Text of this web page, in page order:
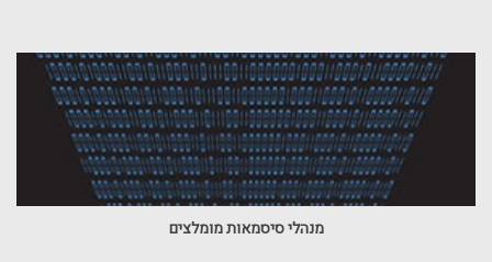
מנהלי סיסמאות מומלצים